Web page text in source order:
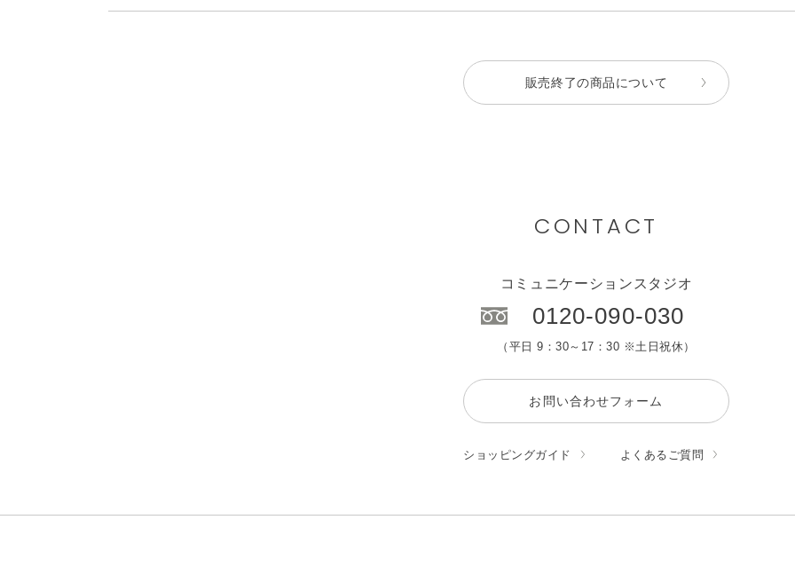
販売終了の商品について
CONTACT
コミュニケーションスタジオ
0120-090-030
（平日 9：30～17：30 ※土日祝休）
お問い合わせフォーム
ショッピングガイド よくあるご質問